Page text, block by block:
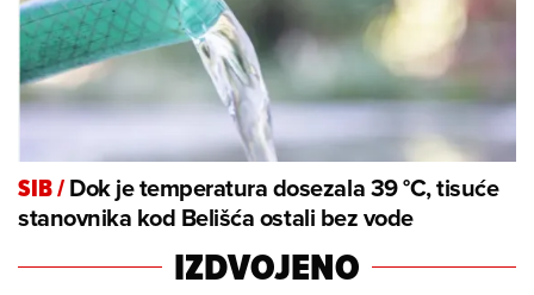
SIB/Dok je temperatura dosezala 39 °C, tisuće
stanovnika kod Belišća ostali bez vode
IZDVOJENO